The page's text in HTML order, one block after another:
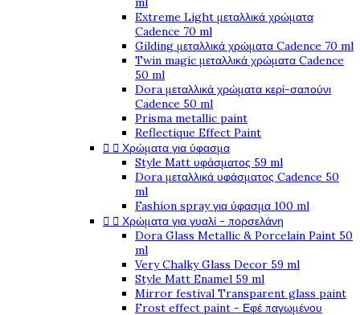
Extreme Light μεταλλικά χρώματα
Cadence 70 ml
Gilding μεταλλικά χρώματα Cadence 70 ml
Twin magic μεταλλικά χρώματα Cadence
50 ml
Dora μεταλλικά χρώματα κερί-σαπούνι
Cadence 50 ml
Prisma metallic paint
Reflectique Effect Paint
  Χρώματα για ύφασμα
Style Matt υφάσματος 59 ml
Dora μεταλλικά υφάσματος Cadence 50
ml
Fashion spray για ύφασμα 100 ml
  Χρώματα για γυαλί - πορσελάνη
Dora Glass Metallic & Porcelain Paint 50
ml
Very Chalky Glass Decor 59 ml
Style Matt Enamel 59 ml
Mirror festival Transparent glass paint
Frost effect paint - Εφέ παγωμένου